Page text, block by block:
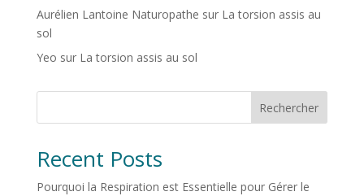
Aurélien Lantoine Naturopathe sur La torsion assis au
sol
Yeo sur La torsion assis au sol
Rechercher
Recent Posts
Pourquoi la Respiration est Essentielle pour Gérer le